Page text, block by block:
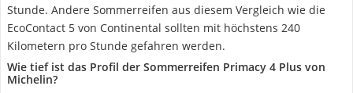
Stunde. Andere Sommerreifen aus diesem Vergleich wie die
EcoContact 5 von Continental sollten mit höchstens 240
Kilometern pro Stunde gefahren werden.
Wie tief ist das Profil der Sommerreifen Primacy 4 Plus von
Michelin?